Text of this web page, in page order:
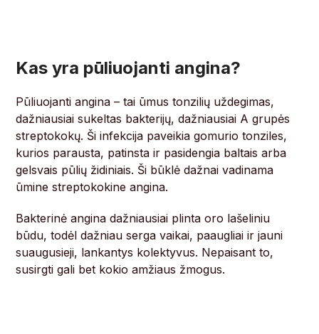
Kas yra pūliuojanti angina?
Pūliuojanti angina – tai ūmus tonzilių uždegimas,
dažniausiai sukeltas bakterijų, dažniausiai A grupės
streptokokų. Ši infekcija paveikia gomurio tonziles,
kurios parausta, patinsta ir pasidengia baltais arba
gelsvais pūlių židiniais. Ši būklė dažnai vadinama
ūmine streptokokine angina.
Bakterinė angina dažniausiai plinta oro lašeliniu
būdu, todėl dažniau serga vaikai, paaugliai ir jauni
suaugusieji, lankantys kolektyvus. Nepaisant to,
susirgti gali bet kokio amžiaus žmogus.